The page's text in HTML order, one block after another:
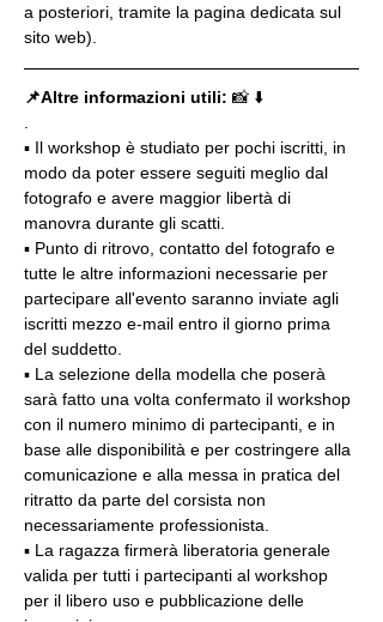
a posteriori, tramite la pagina dedicata sul
sito web).
📌Altre informazioni utili: 📸 ⬇️
▪️ Il workshop è studiato per pochi iscritti, in
modo da poter essere seguiti meglio dal
fotografo e avere maggior libertà di
manovra durante gli scatti.
▪️ Punto di ritrovo, contatto del fotografo e
tutte le altre informazioni necessarie per
partecipare all'evento saranno inviate agli
iscritti mezzo e-mail entro il giorno prima
del suddetto.
▪️ La selezione della modella che poserà
sarà fatto una volta confermato il workshop
con il numero minimo di partecipanti, e in
base alle disponibilità e per costringere alla
comunicazione e alla messa in pratica del
ritratto da parte del corsista non
necessariamente professionista.
▪️ La ragazza firmerà liberatoria generale
valida per tutti i partecipanti al workshop
per il libero uso e pubblicazione delle